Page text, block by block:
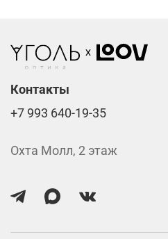
Контакты
+7 993 640-19-35
Охта Молл, 2 этаж